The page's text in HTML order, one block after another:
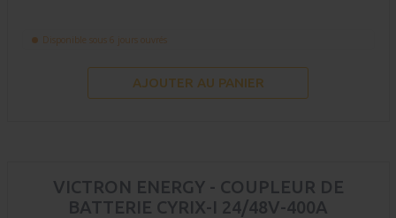
Disponible sous 6 jours ouvrés
AJOUTER AU PANIER
VICTRON ENERGY - COUPLEUR DE
BATTERIE CYRIX-I 24/48V-400A